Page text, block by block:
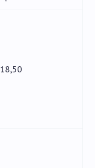
18,50